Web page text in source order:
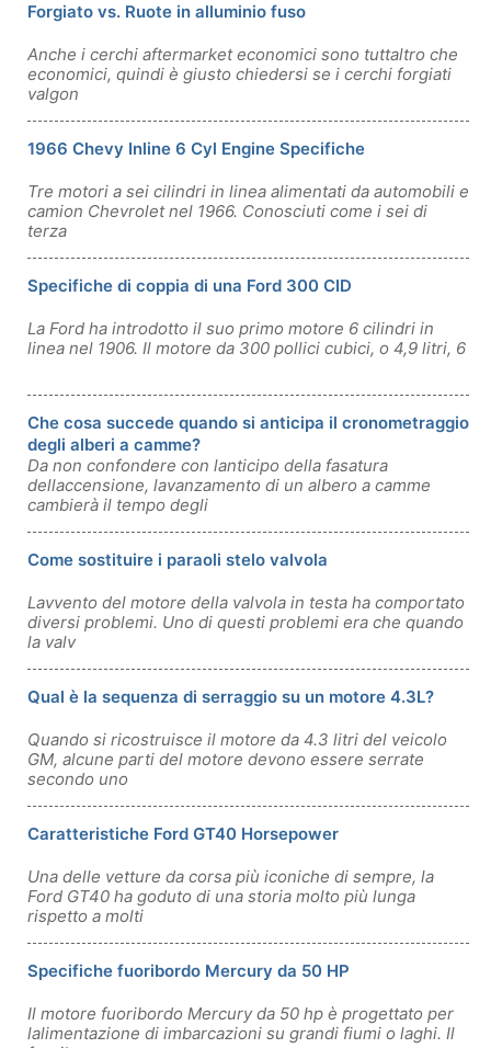
Forgiato vs. Ruote in alluminio fuso
Anche i cerchi aftermarket economici sono tuttaltro che
economici, quindi è giusto chiedersi se i cerchi forgiati
valgon
1966 Chevy Inline 6 Cyl Engine Specifiche
Tre motori a sei cilindri in linea alimentati da automobili e
camion Chevrolet nel 1966. Conosciuti come i sei di
terza
Specifiche di coppia di una Ford 300 CID
La Ford ha introdotto il suo primo motore 6 cilindri in
linea nel 1906. Il motore da 300 pollici cubici, o 4,9 litri, 6
Che cosa succede quando si anticipa il cronometraggio
degli alberi a camme?
Da non confondere con lanticipo della fasatura
dellaccensione, lavanzamento di un albero a camme
cambierà il tempo degli
Come sostituire i paraoli stelo valvola
Lavvento del motore della valvola in testa ha comportato
diversi problemi. Uno di questi problemi era che quando
la valv
Qual è la sequenza di serraggio su un motore 4.3L?
Quando si ricostruisce il motore da 4.3 litri del veicolo
GM, alcune parti del motore devono essere serrate
secondo uno
Caratteristiche Ford GT40 Horsepower
Una delle vetture da corsa più iconiche di sempre, la
Ford GT40 ha goduto di una storia molto più lunga
rispetto a molti
Specifiche fuoribordo Mercury da 50 HP
Il motore fuoribordo Mercury da 50 hp è progettato per
lalimentazione di imbarcazioni su grandi fiumi o laghi. Il